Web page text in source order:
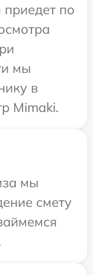
по
мы
в
Mimaki.
мы
смету